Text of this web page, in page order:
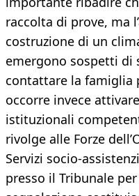
raccolta di prove, ma
costruzione di un
emergono sospetti di
contattare la
occorre invece
istituzionali
rivolge alle Forze
Servizi socio-
presso il Tribunale